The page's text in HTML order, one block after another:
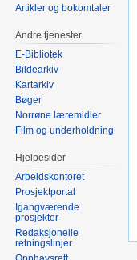
Artikler og bokomtaler
Andre tjenester
E-Bibliotek
Bildearkiv
Kartarkiv
Bøger
Norrøne læremidler
Film og underholdning
Hjelpesider
Arbeidskontoret
Prosjektportal
Igangværende
prosjekter
Redaksjonelle
retningslinjer